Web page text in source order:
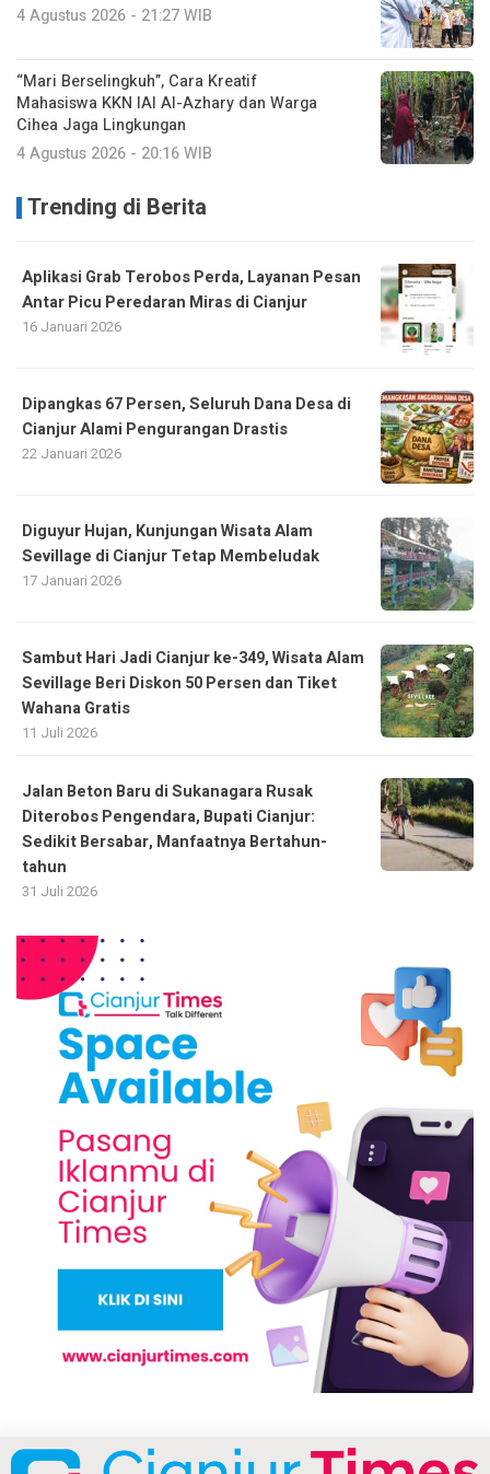
4 Agustus 2026 - 21:27 WIB
“Mari Berselingkuh”, Cara Kreatif
Mahasiswa KKN IAI Al-Azhary dan Warga
Cihea Jaga Lingkungan
4 Agustus 2026 - 20:16 WIB
Trending di Berita
Aplikasi Grab Terobos Perda, Layanan Pesan
Antar Picu Peredaran Miras di Cianjur
16 Januari 2026
Dipangkas 67 Persen, Seluruh Dana Desa di
Cianjur Alami Pengurangan Drastis
22 Januari 2026
Diguyur Hujan, Kunjungan Wisata Alam
Sevillage di Cianjur Tetap Membeludak
17 Januari 2026
Sambut Hari Jadi Cianjur ke-349, Wisata Alam
Sevillage Beri Diskon 50 Persen dan Tiket
Wahana Gratis
11 Juli 2026
Jalan Beton Baru di Sukanagara Rusak
Diterobos Pengendara, Bupati Cianjur:
Sedikit Bersabar, Manfaatnya Bertahun-
tahun
31 Juli 2026